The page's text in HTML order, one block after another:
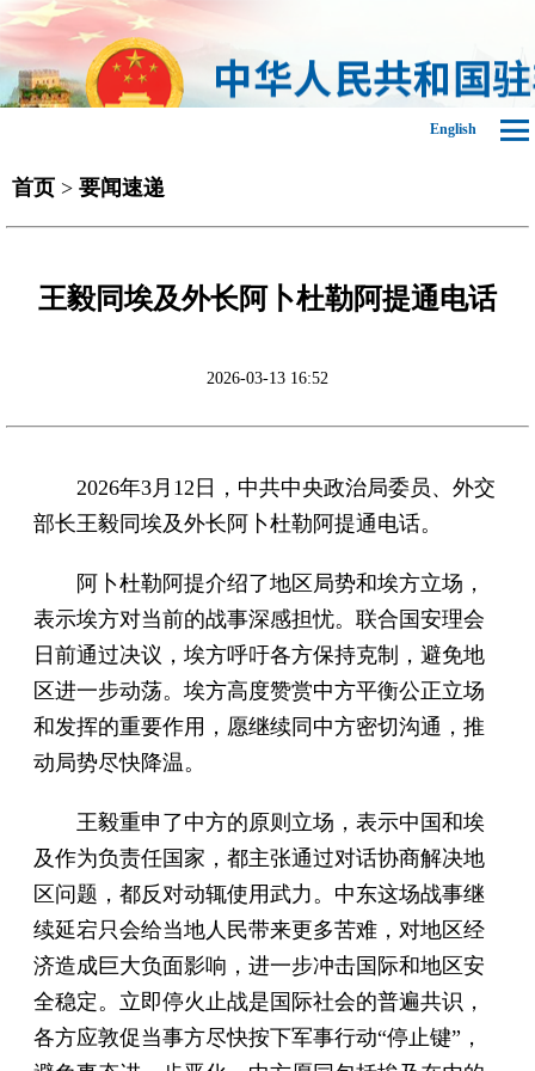
English
首页 > 要闻速递
王毅同埃及外长阿卜杜勒阿提通电话
2026-03-13 16:52
2026年3月12日，中共中央政治局委员、外交
部长王毅同埃及外长阿卜杜勒阿提通电话。
阿卜杜勒阿提介绍了地区局势和埃方立场，
表示埃方对当前的战事深感担忧。联合国安理会
日前通过决议，埃方呼吁各方保持克制，避免地
区进一步动荡。埃方高度赞赏中方平衡公正立场
和发挥的重要作用，愿继续同中方密切沟通，推
动局势尽快降温。
王毅重申了中方的原则立场，表示中国和埃
及作为负责任国家，都主张通过对话协商解决地
区问题，都反对动辄使用武力。中东这场战事继
续延宕只会给当地人民带来更多苦难，对地区经
济造成巨大负面影响，进一步冲击国际和地区安
全稳定。立即停火止战是国际社会的普遍共识，
各方应敦促当事方尽快按下军事行动“停止键”，